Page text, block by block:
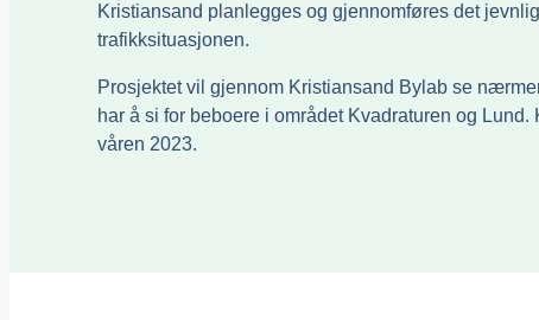
Kristiansand planlegges og gjennomføres det
trafikksituasjonen.
Prosjektet vil gjennom Kristiansand Bylab se
har å si for beboere i området Kvadraturen og
våren 2023.